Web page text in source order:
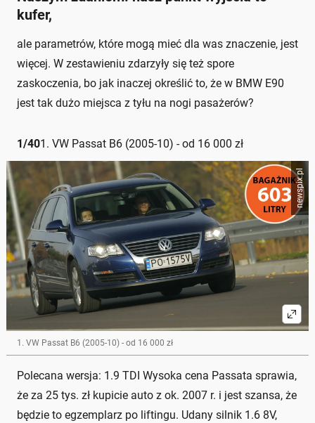
kufer,
ale parametrów, które mogą mieć dla was znaczenie, jest
więcej. W zestawieniu zdarzyły się też spore
zaskoczenia, bo jak inaczej określić to, że w BMW E90
jest tak dużo miejsca z tyłu na nogi pasażerów?
1/401. VW Passat B6 (2005-10) - od 16 000 zł
newspix.pl
1. VW Passat B6 (2005-10) - od 16 000 zł
Polecana wersja: 1.9 TDI Wysoka cena Passata sprawia,
że za 25 tys. zł kupicie auto z ok. 2007 r. i jest szansa, że
będzie to egzemplarz po liftingu. Udany silnik 1.6 8V,